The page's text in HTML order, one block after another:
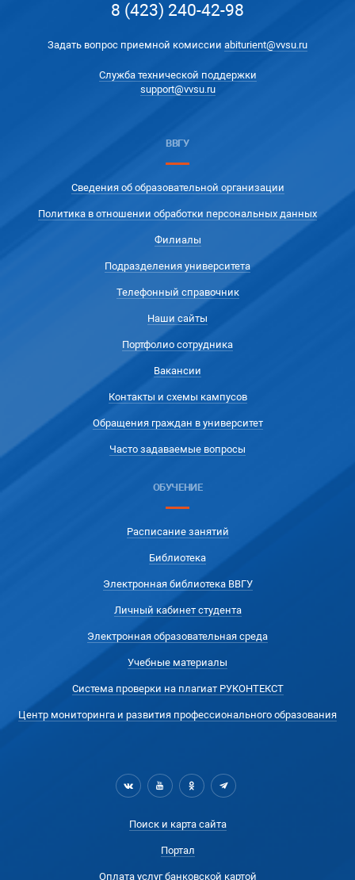
8 (423) 240-42-98
Задать вопрос приемной комиссии abiturient@vvsu.ru
Служба технической поддержки
support@vvsu.ru
ВВГУ
Сведения об образовательной организации
Политика в отношении обработки персональных данных
Филиалы
Подразделения университета
Телефонный справочник
Наши сайты
Портфолио сотрудника
Вакансии
Контакты и схемы кампусов
Обращения граждан в университет
Часто задаваемые вопросы
ОБУЧЕНИЕ
Расписание занятий
Библиотека
Электронная библиотека ВВГУ
Личный кабинет студента
Электронная образовательная среда
Учебные материалы
Система проверки на плагиат РУКОНТЕКСТ
Центр мониторинга и развития профессионального образования
Поиск и карта сайта
Портал
Оплата услуг банковской картой